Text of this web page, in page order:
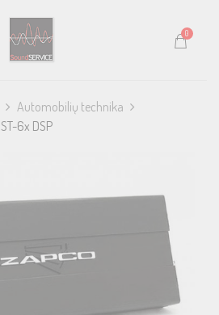
0
Automobilių technika
ST-6x DSP